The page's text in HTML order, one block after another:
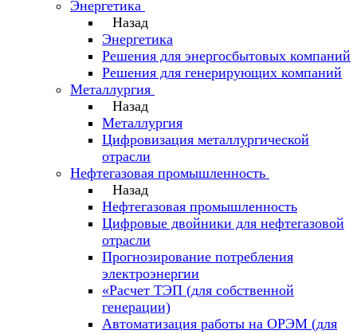
Энергетика
Назад
Энергетика
Решения для энергосбытовых компаний
Решения для генерирующих компаний
Металлургия
Назад
Металлургия
Цифровизация металлургической
отрасли
Нефтегазовая промышленность
Назад
Нефтегазовая промышленность
Цифровые двойники для нефтегазовой
отрасли
Прогнозирование потребления
электроэнергии
«Расчет ТЭП (для собственной
генерации)
Автоматизация работы на ОРЭМ (для